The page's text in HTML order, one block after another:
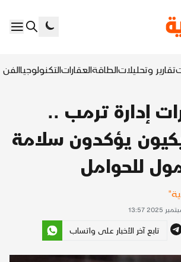
تقارير وتحليلاتالطاقةالعقاراتالتكنولوجياالفن
إدارة ترمب ..
يؤكدون سلامة
للحوامل
تابع آخر الأخبار على واتساب